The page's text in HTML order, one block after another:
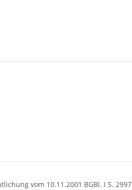
vom 10.11.2001 BGBl. I S. 2997